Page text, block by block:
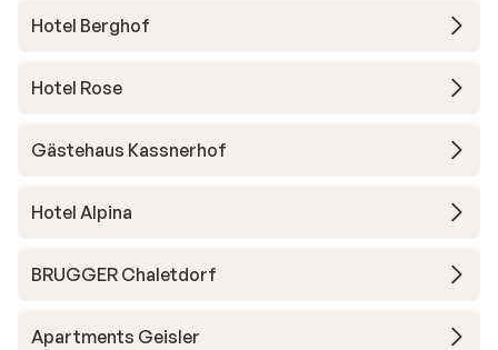
Hotel Berghof
Hotel Rose
Gästehaus Kassnerhof
Hotel Alpina
BRUGGER Chaletdorf
Apartments Geisler